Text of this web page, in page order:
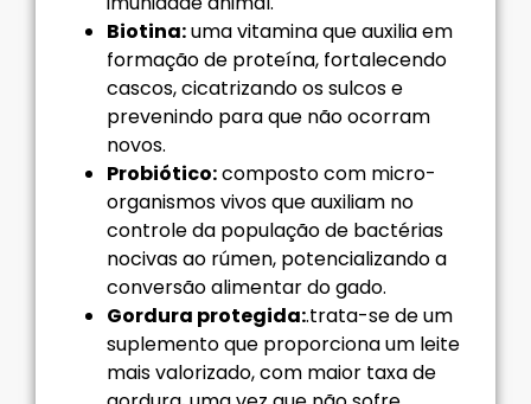
Biotina:uma vitamina que auxilia em
formação de proteína, fortalecendo
cascos, cicatrizando os sulcos e
prevenindo para que não ocorram
novos.
Probiótico:composto com micro-
organismos vivos que auxiliam no
controle da população de bactérias
nocivas ao rúmen, potencializando a
conversão alimentar do gado.
Gordura protegida:.trata-se de um
suplemento que proporciona um leite
mais valorizado, com maior taxa de